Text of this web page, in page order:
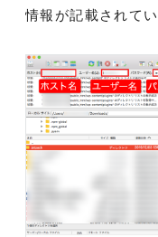
情報が記載されてい